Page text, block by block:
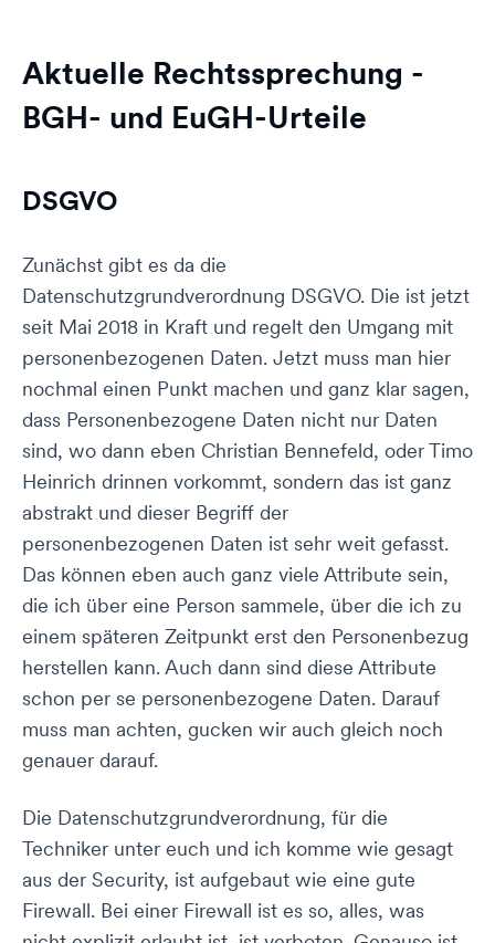
Aktuelle Rechtssprechung -
BGH- und EuGH-Urteile
DSGVO
Zunächst gibt es da die
Datenschutzgrundverordnung DSGVO. Die ist jetzt
seit Mai 2018 in Kraft und regelt den Umgang mit
personenbezogenen Daten. Jetzt muss man hier
nochmal einen Punkt machen und ganz klar sagen,
dass Personenbezogene Daten nicht nur Daten
sind, wo dann eben Christian Bennefeld, oder Timo
Heinrich drinnen vorkommt, sondern das ist ganz
abstrakt und dieser Begriff der
personenbezogenen Daten ist sehr weit gefasst.
Das können eben auch ganz viele Attribute sein,
die ich über eine Person sammele, über die ich zu
einem späteren Zeitpunkt erst den Personenbezug
herstellen kann. Auch dann sind diese Attribute
schon per se personenbezogene Daten. Darauf
muss man achten, gucken wir auch gleich noch
genauer darauf.
Die Datenschutzgrundverordnung, für die
Techniker unter euch und ich komme wie gesagt
aus der Security, ist aufgebaut wie eine gute
Firewall. Bei einer Firewall ist es so, alles, was